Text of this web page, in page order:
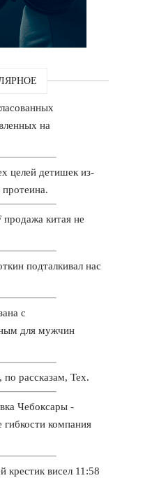
на
целей детишек из-
продажа китая не
подталкивал нас
с
для мужчин
по рассказам, Тех.
Чебоксары -
компания
крестик висел 11:58